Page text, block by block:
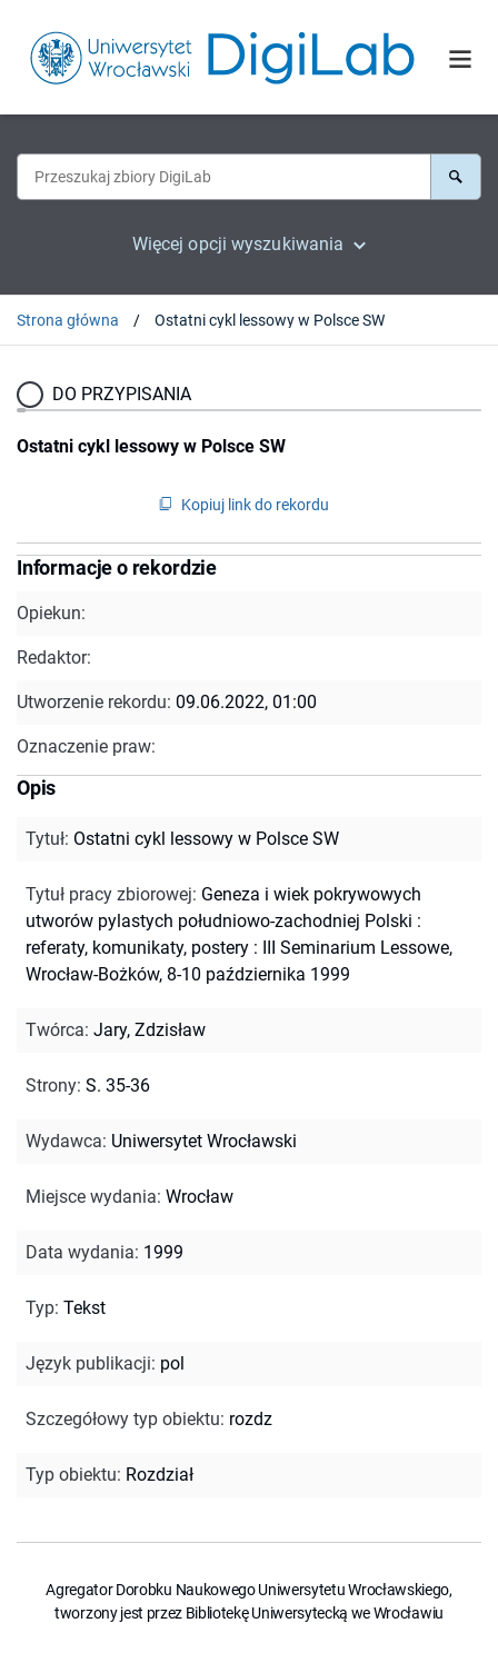
Więcej opcji wyszukiwania
Strona główna Ostatni cykl lessowy w Polsce SW
DO PRZYPISANIA
Ostatni cykl lessowy w Polsce SW
Kopiuj link do rekordu
Informacje o rekordzie
Opiekun:
Redaktor:
Utworzenie rekordu: 09.06.2022, 01:00
Oznaczenie praw:
Opis
Tytuł: Ostatni cykl lessowy w Polsce SW
Tytuł pracy zbiorowej: Geneza i wiek pokrywowych
utworów pylastych południowo-zachodniej Polski :
referaty, komunikaty, postery : III Seminarium Lessowe,
Wrocław-Bożków, 8-10 października 1999
Twórca: Jary, Zdzisław
Strony: S. 35-36
Wydawca: Uniwersytet Wrocławski
Miejsce wydania: Wrocław
Data wydania: 1999
Typ: Tekst
Język publikacji: pol
Szczegółowy typ obiektu: rozdz
Typ obiektu: Rozdział
Agregator Dorobku Naukowego Uniwersytetu Wrocławskiego,
tworzony jest przez Bibliotekę Uniwersytecką we Wrocławiu